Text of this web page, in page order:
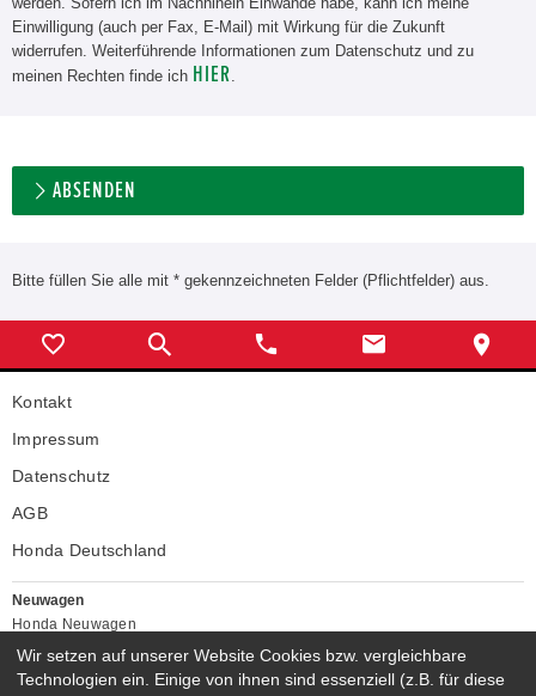
Einwilligung (auch per Fax, E-Mail) mit Wirkung für die Zukunft
widerrufen. Weiterführende Informationen zum Datenschutz und zu
meinen Rechten finde ich HIER.
ABSENDEN
Bitte füllen Sie alle mit * gekennzeichneten Felder (Pflichtfelder) aus.
Kontakt
Impressum
Datenschutz
AGB
Honda Deutschland
Neuwagen
Honda Neuwagen
Gebrauchtwagen
Honda Gebrauchtwagen
Wir setzen auf unserer Website Cookies bzw. vergleichbare
Technologien ein. Einige von ihnen sind essenziell (z.B. für diese